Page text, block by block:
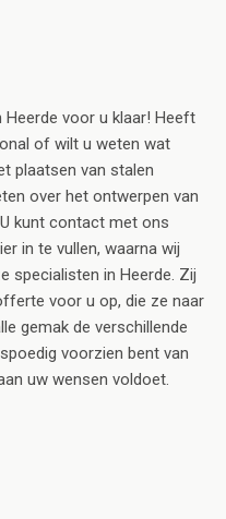
voor u klaar! Heeft
of wilt u weten wat
plaatsen van stalen
over het ontwerpen van
kunt contact met ons
in te vullen, waarna wij
specialisten in Heerde. Zij
voor u op, die ze naar
gemak de verschillende
voorzien bent van
uw wensen voldoet.